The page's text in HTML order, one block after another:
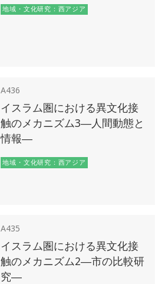
地域・文化研究：西アジア
A436
イスラム圏における異文化接
触のメカニズム3―人間動態と
情報―
地域・文化研究：西アジア
A435
イスラム圏における異文化接
触のメカニズム2―市の比較研
究―